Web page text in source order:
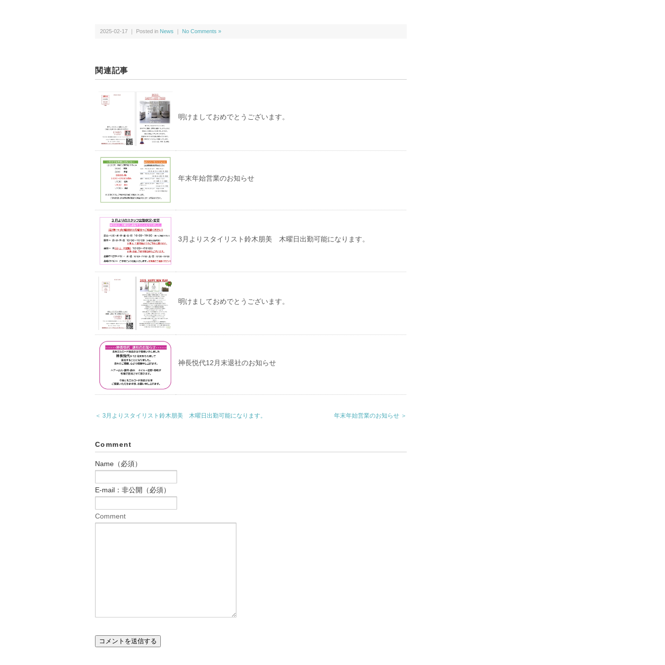
2025-02-17 ｜ Posted in News ｜ No Comments »
関連記事
明けましておめでとうございます。
年末年始営業のお知らせ
3月よりスタイリスト鈴木朋美 木曜日出勤可能になります。
明けましておめでとうございます。
神長悦代12月末退社のお知らせ
＜ 3月よりスタイリスト鈴木朋美 木曜日出勤可能になります。 年末年始営業のお知らせ ＞
Comment
Name（必須）
E-mail：非公開（必須）
Comment